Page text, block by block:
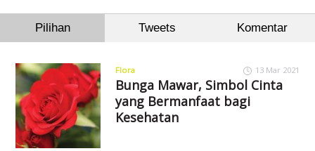
Pilihan Tweets Komentar
Flora 13 Mar 2021
Bunga Mawar, Simbol Cinta
yang Bermanfaat bagi
Kesehatan